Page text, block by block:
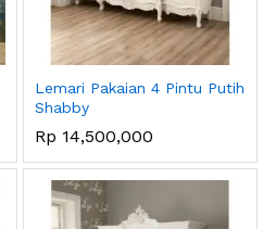
Lemari Pakaian 4 Pintu Putih
Shabby
Rp 14,500,000